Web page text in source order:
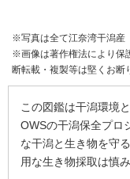
※写真は全て江奈湾干潟産
※画像は著作権法により保
断転載・複製等は堅くお断
この図鑑は干潟環境
OWSの干潟保全プロ
な干潟と生き物を守
用な生き物採取は慎